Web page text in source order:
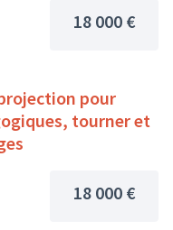
18 000 €
pour
tourner et
18 000 €